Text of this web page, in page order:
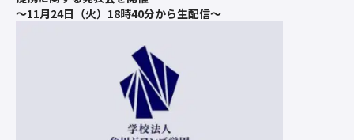
～11月24日（火）18時40分から生配信～